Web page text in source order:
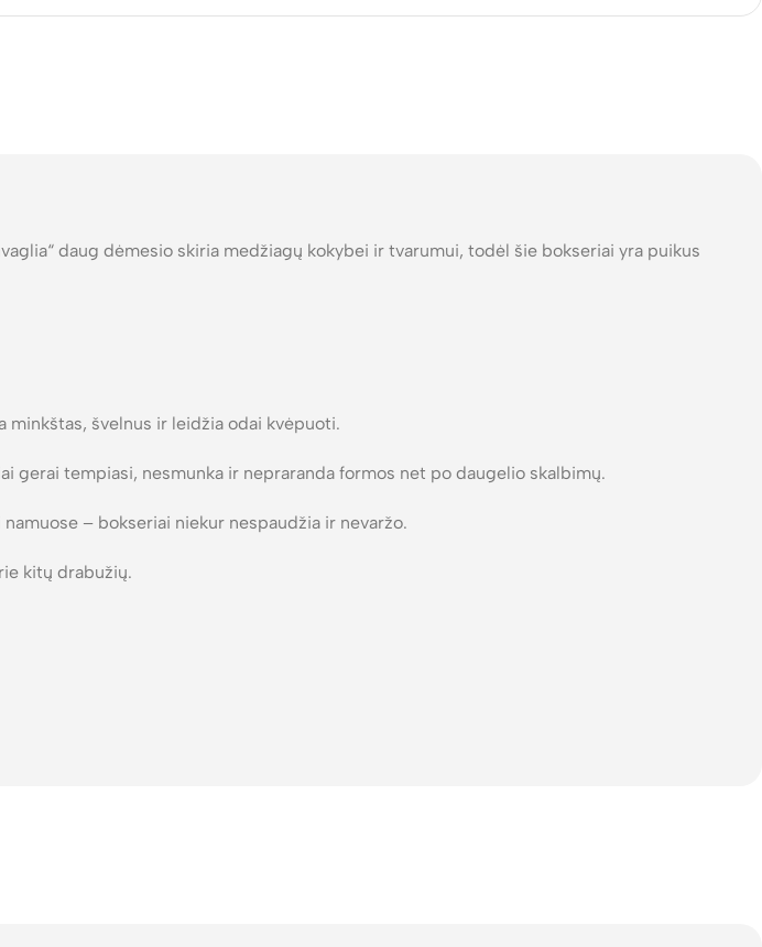
daug dėmesio skiria medžiagų kokybei ir tvarumui, todėl šie bokseriai yra puikus
švelnus ir leidžia odai kvėpuoti.
gerai tempiasi, nesmunka ir nepraranda formos net po daugelio skalbimų.
– bokseriai niekur nespaudžia ir nevaržo.
kitų drabužių.